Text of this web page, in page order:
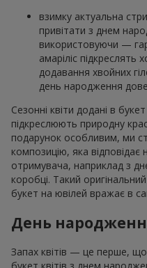
взимку актуальна
привітати з днем
використовуючи —
амаріліс підкреслять
додавання хвойних
день народження
Сезонні квіти додані в
підкреслюють природну
подарунок особливим, ми
композицію, яка
отримувача, наприклад з
коробці. Такий
букет на ювілей вражає в
День
Запах квітів — це перше,